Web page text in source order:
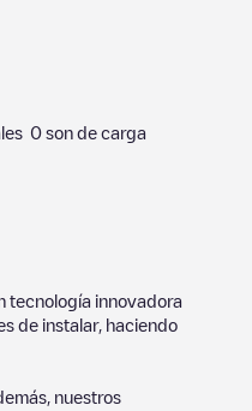
0 son de carga
tecnología innovadora
de instalar, haciendo
nuestros